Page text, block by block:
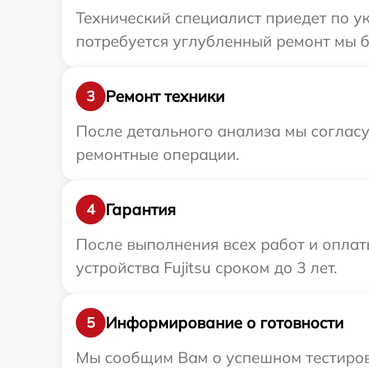
Технический специалист приедет по
потребуется углубленный ремонт мы
3
Ремонт техники
После детального анализа мы
ремонтные операции.
4
Гарантия
После выполнения всех работ и
устройства Fujitsu сроком до 3 лет.
5
Информирование о готовности
Мы сообщим Вам о успешном